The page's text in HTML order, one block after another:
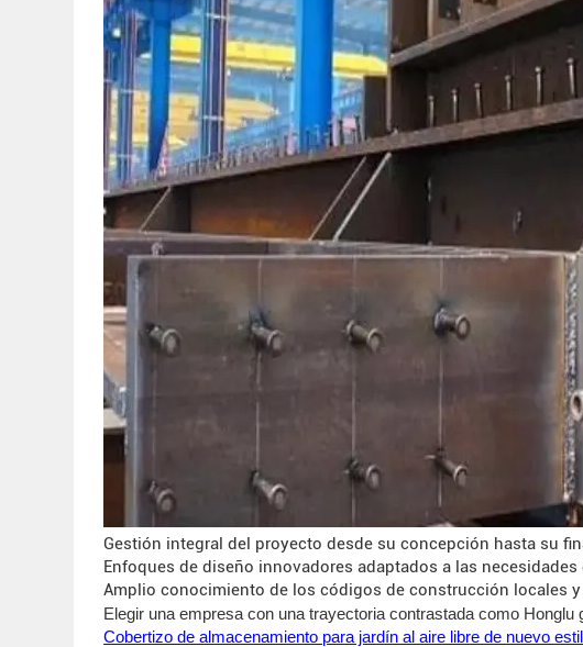
Gestión integral del proyecto desde su concepción hasta su
Enfoques de diseño innovadores adaptados a las
Amplio conocimiento de los códigos de construcción locales
Elegir una empresa con una trayectoria contrastada como
Cobertizo de almacenamiento para jardín al aire libre de nuevo